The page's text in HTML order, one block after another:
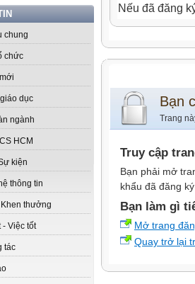
chung
chức
dục
ngành
HCM
kiện
thông tin
thưởng
- Việc tốt
tác
Nếu đã đăng
Bạn
Trang
Truy cập
Bạn phải mở
khẩu đã đăng
Bạn làm gì
Mở trang
Quay trở lại